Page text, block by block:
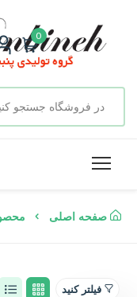
0
صفحه اصلی
فیلتر کنید